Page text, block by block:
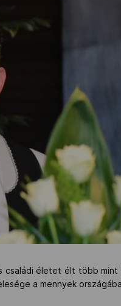
családi életet élt több
a mennyek